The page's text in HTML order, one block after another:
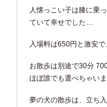
人懐っこい子は膝に乗
ていて幸せでした…
入場料は650円と激安
お散歩は別途で30分
ほぼ誰でも選べちゃいま
夢の犬の散歩は、立ち